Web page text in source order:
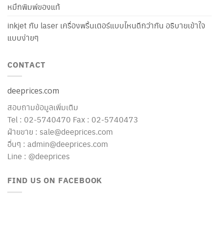
หมึกพิมพ์ของแท้
inkjet กับ laser เครื่องพริ้นเตอร์แบบไหนดีกว่ากัน อธิบายเข้าใจ
แบบง่ายๆ
CONTACT
deeprices.com
สอบถามข้อมูลเพิ่มเติม
Tel : 02-5740470 Fax : 02-5740473
ฝ่ายขาย : sale@deeprices.com
อื่นๆ : admin@deeprices.com
Line : @deeprices
FIND US ON FACEBOOK